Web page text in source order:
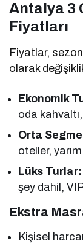
Antalya 3
Fiyatları
Fiyatlar,
olarak
Ekonomik
oda
Orta
oteller,
Lüks Turlar:
şey dahil,
Ekstra
Kişisel